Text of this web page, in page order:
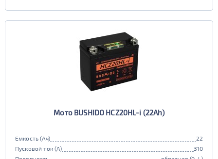
Мото BUSHIDO HCZ20HL-i (22Ah)
Емкость (Ач)
22
Пусковой ток (А)
310